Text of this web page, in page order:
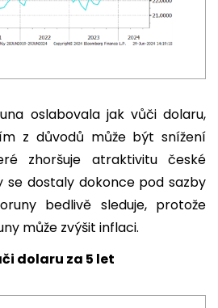
oslabovala jak vůči dolaru,
z důvodů může být snížení
zhoršuje atraktivitu české
se dostaly dokonce pod sazby
bedlivě sleduje, protože
může zvýšit inflaci.
dolaru za 5 let